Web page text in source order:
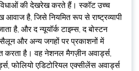
की देखरेख करते हैं। स्कॉट उच्च
आवाज है, जिसे नियमित रूप से राष्ट्रव्यापी
है, और द न्यूयॉर्क टाइम्स, द बोस्टन
सैलून और अन्य जगहों पर प्रकाशनों में
करता है। वह नेशनल मैगज़ीन अवार्ड्स,
फोलियो एडिटोरियल एक्सीलेंस अवार्ड्स